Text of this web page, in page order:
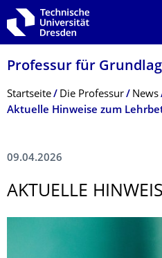
Zur Hauptnavigation springen
Zur Suche springen
Zum Inhalt springen
Professur für
Breadcrumb-Menü
Startseite Die Professur
News
Aktuelle Hinweise zum
09.04.2026
AKTUELLE